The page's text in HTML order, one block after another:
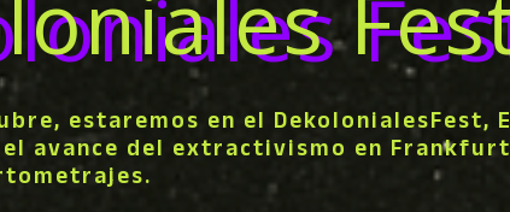
estaremos en el
avance del extractivismo en